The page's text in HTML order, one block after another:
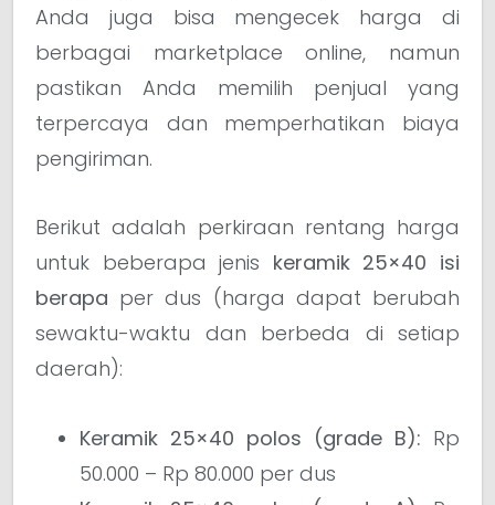
Anda juga bisa mengecek harga di
berbagai marketplace online, namun
pastikan Anda memilih penjual yang
terpercaya dan memperhatikan biaya
pengiriman.
Berikut adalah perkiraan rentang harga
untuk beberapa jenis keramik 25×40 isi
berapa per dus (harga dapat berubah
sewaktu-waktu dan berbeda di setiap
daerah):
Keramik 25×40 polos (grade B): Rp
50.000 – Rp 80.000 per dus